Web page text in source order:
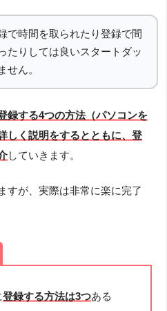
で時間を取られたり登録で間
たりしては良いスタートダッ
せん。
録する4つの方法（パソコンを
しく説明をするとともに、登
していきます。
すが、実際は非常に楽に完了
登録する方法は3つある